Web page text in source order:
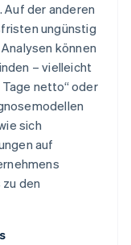
der anderen
ungünstig
können
– vielleicht
netto“ oder
sich
auf
den